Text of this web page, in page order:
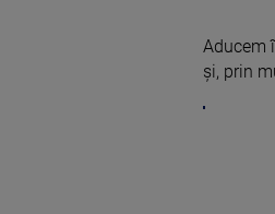
Aducem
și, prin